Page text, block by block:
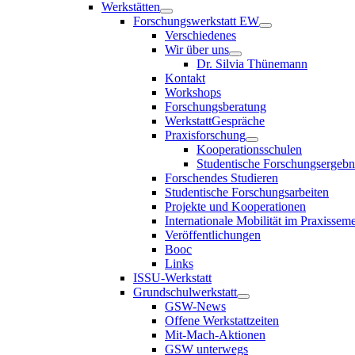
Werkstätten
Forschungswerkstatt EW
Verschiedenes
Wir über uns
Dr. Silvia Thünemann
Kontakt
Workshops
Forschungsberatung
WerkstattGespräche
Praxisforschung
Kooperationsschulen
Studentische
Forschendes Studieren
Studentische Forschungsarbeiten
Projekte und Kooperationen
Internationale Mobilität im
Veröffentlichungen
Booc
Links
ISSU-Werkstatt
Grundschulwerkstatt
GSW-News
Offene Werkstattzeiten
Mit-Mach-Aktionen
GSW unterwegs